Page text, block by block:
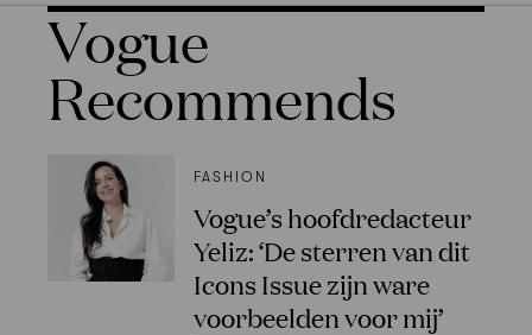
Vogue
Recommends
FASHION
Vogue’s hoofdredacteur
Yeliz: ‘De sterren van dit
Icons Issue zijn ware
voorbeelden voor mij’